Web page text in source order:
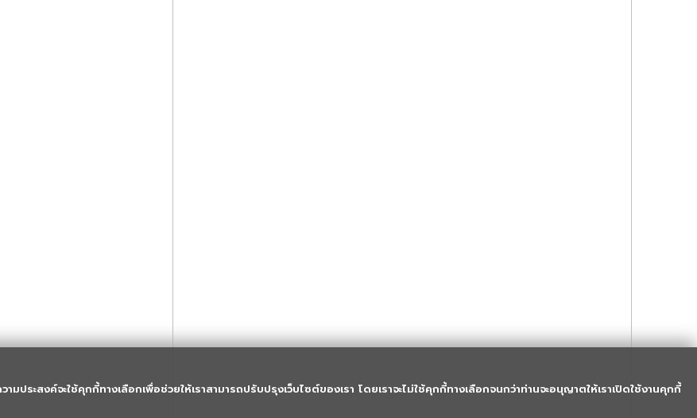
มประสงค์จะใช้คุกกี้ทางเลือกเพื่อช่วยให้เราสามารถปรับปรุงเว็บไซต์ของเรา โดยเราจะไม่ใช้คุกกี้ทางเลือกจนกว่าท่านจะอนุญาตให้เราเปิดใช้งานคุกกี้